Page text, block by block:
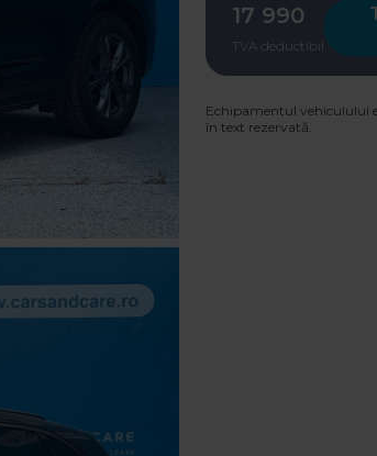
17 990
TVA deductibil
Echipamentul vehiculului
în text rezervată.